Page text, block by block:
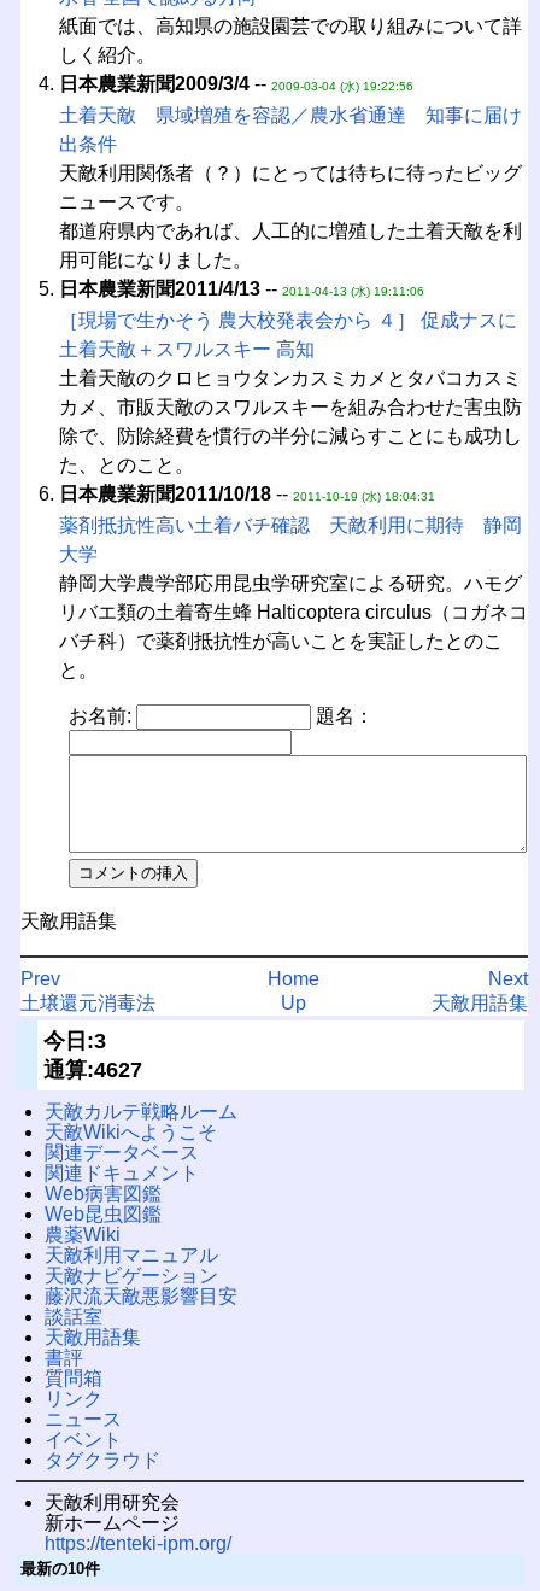
紙面では、高知県の施設園芸での取り組みについて詳
しく紹介。
日本農業新聞2009/3/4-- 2009-03-04 (水) 19:22:56
土着天敵 県域増殖を容認／農水省通達 知事に届け
出条件
天敵利用関係者（？）にとっては待ちに待ったビッグ
ニュースです。
都道府県内であれば、人工的に増殖した土着天敵を利
用可能になりました。
日本農業新聞2011/4/13-- 2011-04-13 (水) 19:11:06
［現場で生かそう 農大校発表会から ４］ 促成ナスに
土着天敵＋スワルスキー 高知
土着天敵のクロヒョウタンカスミカメとタバコカスミ
カメ、市販天敵のスワルスキーを組み合わせた害虫防
除で、防除経費を慣行の半分に減らすことにも成功し
た、とのこと。
日本農業新聞2011/10/18-- 2011-10-19 (水) 18:04:31
薬剤抵抗性高い土着バチ確認 天敵利用に期待 静岡
大学
静岡大学農学部応用昆虫学研究室による研究。ハモグ
リバエ類の土着寄生蜂 Halticoptera circulus（コガネコ
バチ科）で薬剤抵抗性が高いことを実証したとのこ
と。
お名前: 題名：
天敵用語集
Prev
土壌還元消毒法
Next
天敵用語集
Home
Up
今日:3
通算:4627
天敵カルテ戦略ルーム
天敵Wikiへようこそ
関連データベース
関連ドキュメント
Web病害図鑑
Web昆虫図鑑
農薬Wiki
天敵利用マニュアル
天敵ナビゲーション
藤沢流天敵悪影響目安
談話室
天敵用語集
書評
質問箱
リンク
ニュース
イベント
タグクラウド
天敵利用研究会
新ホームページ
https://tenteki-ipm.org/
最新の10件